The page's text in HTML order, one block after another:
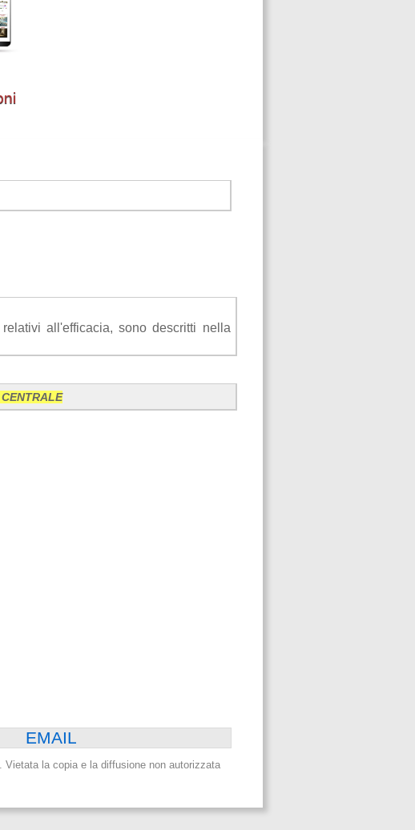
all'efficacia, sono descritti nella
EMAIL
la copia e la diffusione non autorizzata